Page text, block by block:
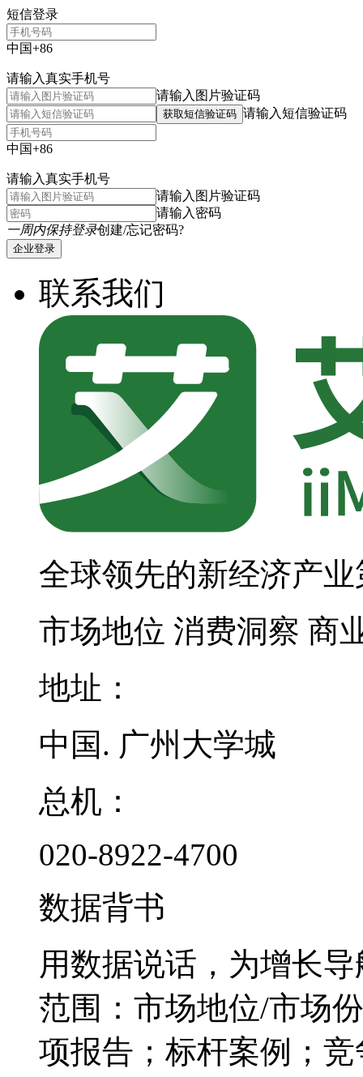
短信登录
中国+86
请输入真实手机号
请输入图片验证码
获取短信验证码 请输入短信验证码
中国+86
请输入真实手机号
请输入图片验证码
请输入密码
一周内保持登录创建/忘记密码?
企业登录
联系我们
全球领先的新经济产
市场地位 消费洞察 商
地址：
中国. 广州大学城
总机：
020-8922-4700
数据背书
用数据说话，为增长导
范围：市场地位/市场
项报告；标杆案例；